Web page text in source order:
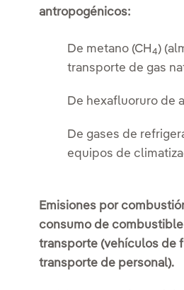
antropogénicos:
De metano (CH 4)
transporte de gas
De hexafluoruro de
De gases de
equipos de
Emisiones por
consumo de
transporte (vehículos de
transporte de personal).